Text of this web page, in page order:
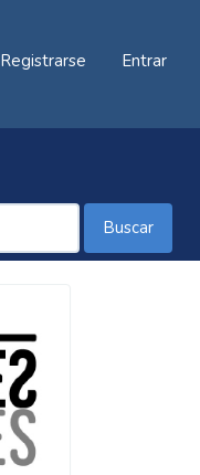
Registrarse Entrar
Buscar